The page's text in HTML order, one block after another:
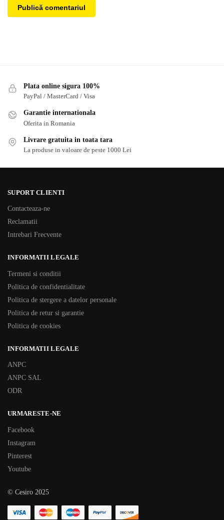
Plata online sigura 100%
PayPal / MasterCard / Visa
Garantie internationala
Oferita in Romania
Livrare gratuita in toata tara
La produse in valoare de peste 1000 Lei
SUPORT CLIENTI
Contacteaza-ne
Reclamatii
Intrebari Frecvente
INFORMATII LEGALE
Termeni si conditii
Politica de confidentialitate
Politica de stergere a datelor personale
Politica de retur si garantie
Politica de cookies
INFORMATII LEGALE
ANPC
ANPC SAL
ODR
URMARESTE-NE
Facebook
Instagram
Pinterest
Youtube
© Cesiro 2025